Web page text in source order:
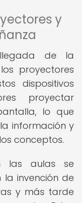
y
de la
proyectores
dispositivos
proyectar
lo que
información y
conceptos.
las aulas se
la invención de
y más tarde